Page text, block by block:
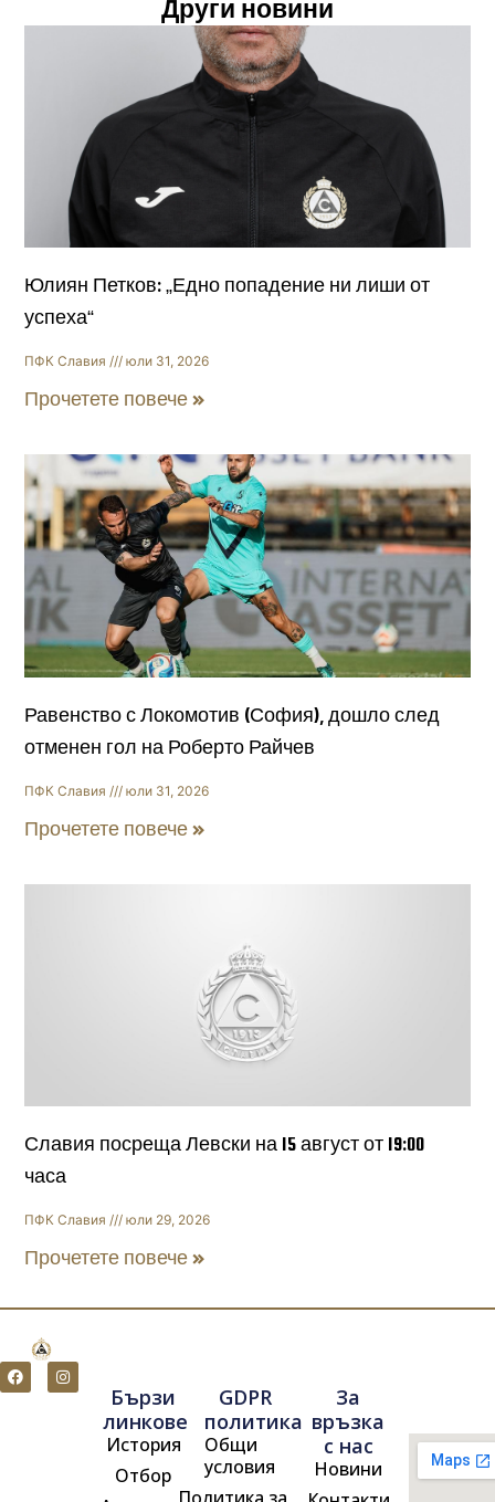
Други новини
Юлиян Петков: „Едно попадение ни лиши от
успеха“
ПФК Славия юли 31, 2026
Прочетете повече »
Равенство с Локомотив (София), дошло след
отменен гол на Роберто Райчев
ПФК Славия юли 31, 2026
Прочетете повече »
Славия посреща Левски на 15 август от 19:00
часа
ПФК Славия юли 29, 2026
Прочетете повече »
F
a
c
I
n
s
Бързи
линкове
История
Отбор
GDPR
политика
Общи
условия
Политика за
За
връзка
с нас
Новини